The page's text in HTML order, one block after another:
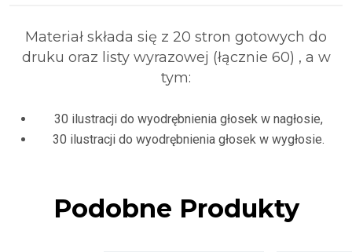
Materiał składa się z 20 stron gotowych do
druku oraz listy wyrazowej (łącznie 60) , a w
tym:
30 ilustracji do wyodrębnienia głosek w nagłosie,
30 ilustracji do wyodrębnienia głosek w wygłosie.
Podobne Produkty